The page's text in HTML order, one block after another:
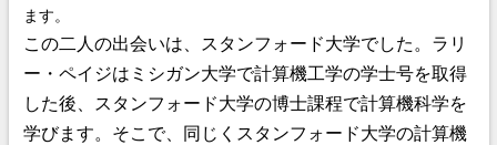
ます。
この二人の出会いは、スタンフォード大学でした。 ラリ
ー・ペイジはミシガン大学で計算機工学の学士号を取得
した後、スタンフォード大学の博士課程で計算機科学を
学びます。 そこで、同じくスタンフォード大学の計算機